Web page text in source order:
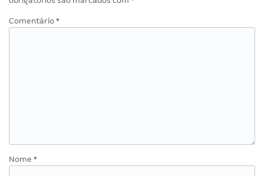
Comentário *
Nome *